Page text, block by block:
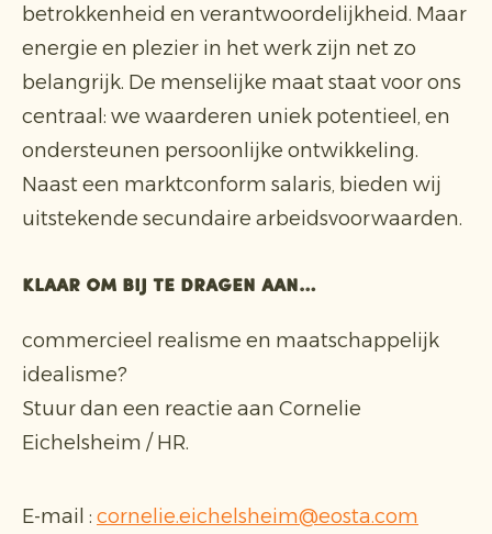
betrokkenheid en verantwoordelijkheid. Maar
energie en plezier in het werk zijn net zo
belangrijk. De menselijke maat staat voor ons
centraal: we waarderen uniek potentieel, en
ondersteunen persoonlijke ontwikkeling.
Naast een marktconform salaris, bieden wij
uitstekende secundaire arbeidsvoorwaarden.
Klaar om bij te dragen aan…
commercieel realisme en maatschappelijk
idealisme?
Stuur dan een reactie aan Cornelie
Eichelsheim / HR.
E-mail : cornelie.eichelsheim@eosta.com